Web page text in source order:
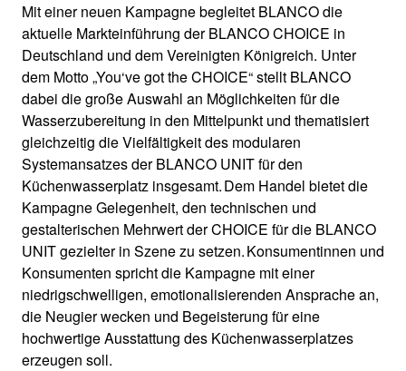
Mit einer neuen Kampagne begleitet BLANCO die
aktuelle Markteinführung der BLANCO CHOICE in
Deutschland und dem Vereinigten Königreich. Unter
dem Motto „You‘ve got the CHOICE“ stellt BLANCO
dabei die große Auswahl an Möglichkeiten für die
Wasserzubereitung in den Mittelpunkt und thematisiert
gleichzeitig die Vielfältigkeit des modularen
Systemansatzes der BLANCO UNIT für den
Küchenwasserplatz insgesamt. Dem Handel bietet die
Kampagne Gelegenheit, den technischen und
gestalterischen Mehrwert der CHOICE für die BLANCO
UNIT gezielter in Szene zu setzen. Konsumentinnen und
Konsumenten spricht die Kampagne mit einer
niedrigschwelligen, emotionalisierenden Ansprache an,
die Neugier wecken und Begeisterung für eine
hochwertige Ausstattung des Küchenwasserplatzes
erzeugen soll.